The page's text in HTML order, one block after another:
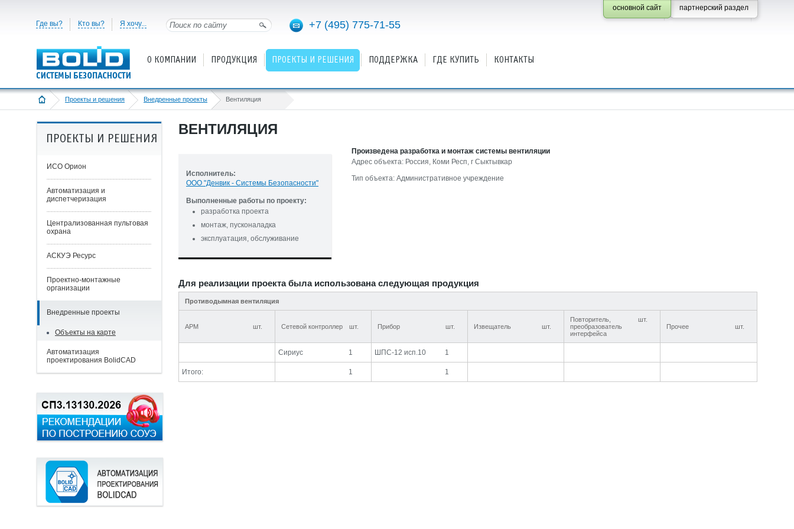
Где вы? Кто вы? Я хочу... +7 (495) 775-71-55
партнерский раздел
основной сайт
О КОМПАНИИ ПРОДУКЦИЯ ПРОЕКТЫ И РЕШЕНИЯ ПОДДЕРЖКА ГДЕ КУПИТЬ КОНТАКТЫ
Проекты и решения Внедренные проекты Вентиляция
ПРОЕКТЫ И РЕШЕНИЯ
ИСО Орион
Автоматизация и
диспетчеризация
Централизованная пультовая
охрана
АСКУЭ Ресурс
Проектно-монтажные
организации
Внедренные проекты
Объекты на карте
Автоматизация
проектирования BolidCAD
ВЕНТИЛЯЦИЯ
Исполнитель:
ООО "Денвик - Системы Безопасности"
Выполненные работы по проекту:
разработка проекта
монтаж, пусконаладка
эксплуатация, обслуживание
Произведена разработка и монтаж системы вентиляции
Адрес объекта: Россия, Коми Респ, г Сыктывкар
Тип объекта: Административное учреждение
Для реализации проекта была использована следующая продукция
Противодымная вентиляция
АРМ шт. Сетевой контроллер шт. Прибор шт. Извещатель шт.
Повторитель,
преобразователь
интерфейса
шт.
Прочее
шт.
Сириус 1 ШПС-12 исп.10 1
Итого: 1 1